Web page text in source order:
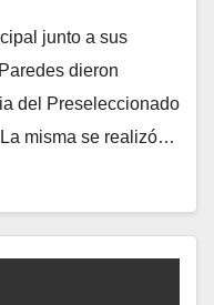
junto a sus
dieron
del Preseleccionado
misma se realizó…